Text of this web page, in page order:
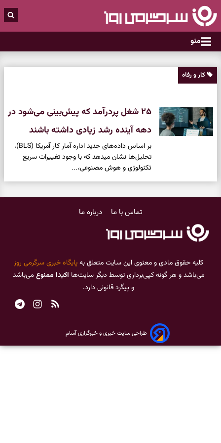
منو
کار و رفاه
۲۵ شغل پردرآمد که پیش‌بینی می‌شود در
دهه آینده رشد زیادی داشته باشند
بر اساس داده‌های جدید اداره آمار کار آمریکا (BLS)،
تحلیل‌ها نشان میدهد که با وجود تغییرات سریع
تکنولوژی و هوش مصنوعی،…
تماس با ما درباره ما
کلیه حقوق مادی و معنوی این سایت متعلق بهپایگاه خبری سرگرمی روز
می‌باشد و هر گونه کپی‌برداری توسط دیگر سایت‌ها اکیدا ممنوع می‌باشد
و پیگرد قانونی دارد.
طراحی سایت خبری و خبرگزاری آسام